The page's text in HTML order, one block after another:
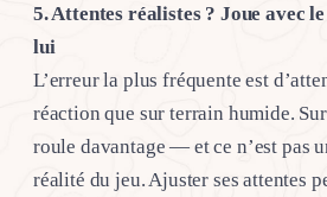
5. Attentes réalistes ? Joue avec
lui
L’erreur la plus fréquente est
réaction que sur terrain humide.
roule davantage — et ce n’est pas
réalité du jeu. Ajuster ses attentes